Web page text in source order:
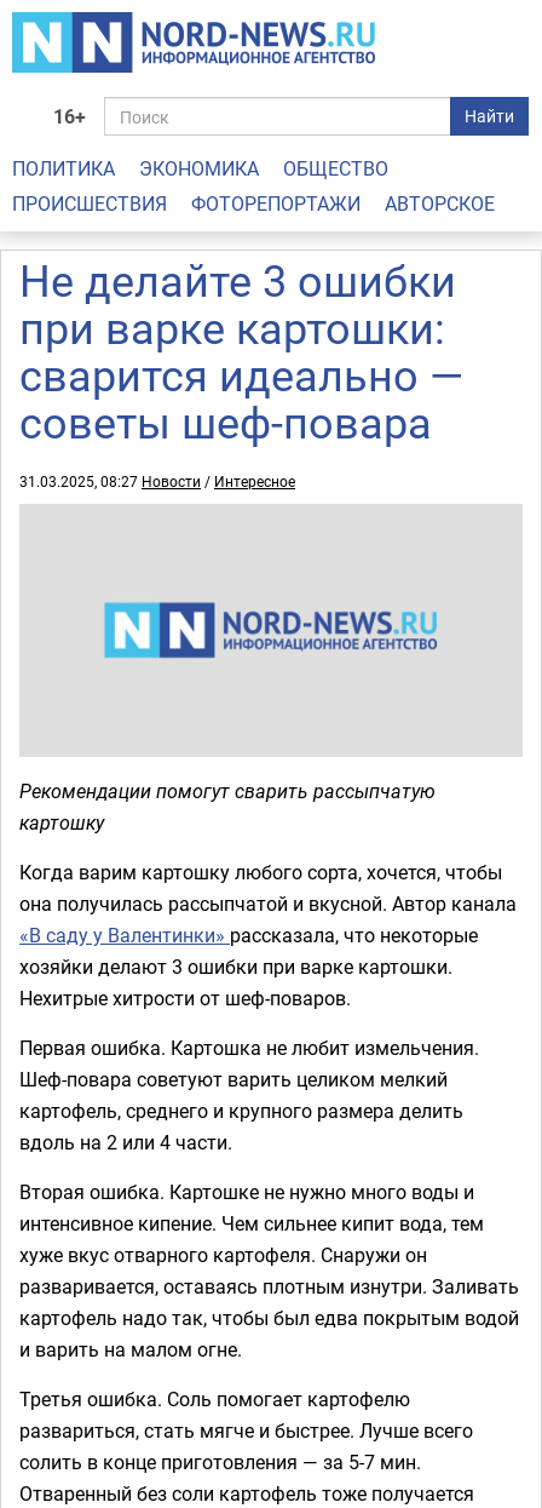
16+ Найти
ПОЛИТИКА ЭКОНОМИКА
ОБЩЕСТВО
ПРОИСШЕСТВИЯ
ФОТОРЕПОРТАЖИ АВТОРСКОЕ
Не делайте 3 ошибки
при варке картошки:
сварится идеально —
советы шеф-повара
31.03.2025, 08:27 Новости / Интересное
Рекомендации помогут сварить рассыпчатую
картошку
Когда варим картошку любого сорта, хочется, чтобы
она получилась рассыпчатой и вкусной. Автор канала
«В саду у Валентинки» рассказала, что некоторые
хозяйки делают 3 ошибки при варке картошки.
Нехитрые хитрости от шеф-поваров.
Первая ошибка. Картошка не любит измельчения.
Шеф-повара советуют варить целиком мелкий
картофель, среднего и крупного размера делить
вдоль на 2 или 4 части.
Вторая ошибка. Картошке не нужно много воды и
интенсивное кипение. Чем сильнее кипит вода, тем
хуже вкус отварного картофеля. Снаружи он
разваривается, оставаясь плотным изнутри. Заливать
картофель надо так, чтобы был едва покрытым водой
и варить на малом огне.
Третья ошибка. Соль помогает картофелю
развариться, стать мягче и быстрее. Лучше всего
солить в конце приготовления — за 5-7 мин.
Отваренный без соли картофель тоже получается